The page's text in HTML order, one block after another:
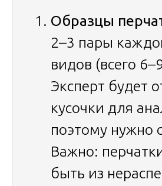
Образцы
2–3 пары
видов (всего
Эксперт будет
кусочки для
поэтому нужно
Важно:
быть из